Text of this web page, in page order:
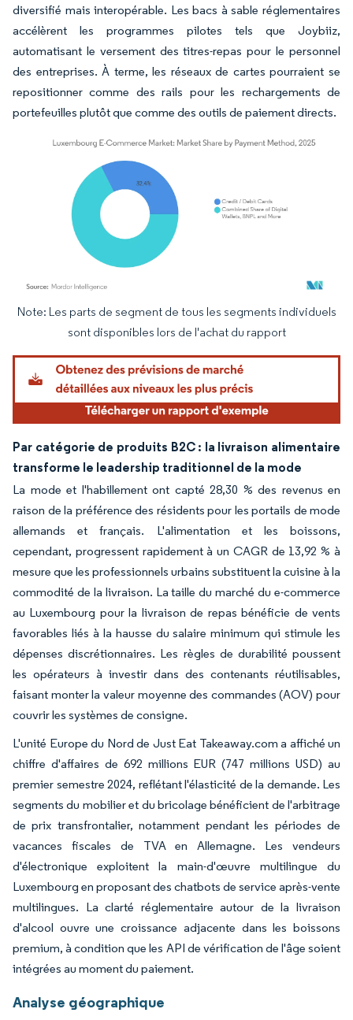
diversifié mais interopérable. Les bacs à sable réglementaires
accélèrent les programmes pilotes tels que Joybiiz,
automatisant le versement des titres-repas pour le personnel
des entreprises. À terme, les réseaux de cartes pourraient se
repositionner comme des rails pour les rechargements de
portefeuilles plutôt que comme des outils de paiement directs.
Image © Mordor Intelligence. La réutilisation nécessite une attribution sous CC BY
Note: Les parts de segment de tous les segments individuels
sont disponibles lors de l'achat du rapport
Par catégorie de produits B2C : la livraison alimentaire
transforme le leadership traditionnel de la mode
La mode et l'habillement ont capté 28,30 % des revenus en
raison de la préférence des résidents pour les portails de mode
allemands et français. L'alimentation et les boissons,
cependant, progressent rapidement à un CAGR de 13,92 % à
mesure que les professionnels urbains substituent la cuisine à la
commodité de la livraison. La taille du marché du e-commerce
au Luxembourg pour la livraison de repas bénéficie de vents
favorables liés à la hausse du salaire minimum qui stimule les
dépenses discrétionnaires. Les règles de durabilité poussent
les opérateurs à investir dans des contenants réutilisables,
faisant monter la valeur moyenne des commandes (AOV) pour
couvrir les systèmes de consigne.
L'unité Europe du Nord de Just Eat Takeaway.com a affiché un
chiffre d'affaires de 692 millions EUR (747 millions USD) au
premier semestre 2024, reflétant l'élasticité de la demande. Les
segments du mobilier et du bricolage bénéficient de l'arbitrage
de prix transfrontalier, notamment pendant les périodes de
vacances fiscales de TVA en Allemagne. Les vendeurs
d'électronique exploitent la main-d'œuvre multilingue du
Luxembourg en proposant des chatbots de service après-vente
multilingues. La clarté réglementaire autour de la livraison
d'alcool ouvre une croissance adjacente dans les boissons
premium, à condition que les API de vérification de l'âge soient
intégrées au moment du paiement.
Analyse géographique